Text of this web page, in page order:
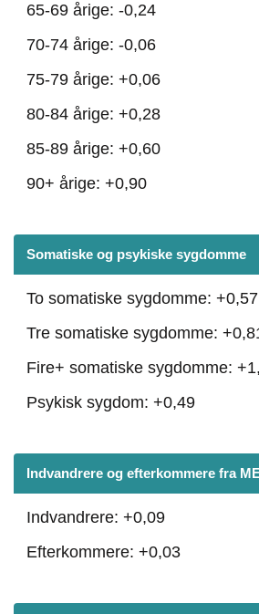
65-69 årige: -0,24
70-74 årige: -0,06
75-79 årige: +0,06
80-84 årige: +0,28
85-89 årige: +0,60
90+ årige: +0,90
Somatiske og psykiske sygdomme
To somatiske sygdomme: +0,57
Tre somatiske sygdomme:
Fire+ somatiske sygdomme:
Psykisk sygdom: +0,49
Indvandrere og efterkommere fra
Indvandrere: +0,09
Efterkommere: +0,03